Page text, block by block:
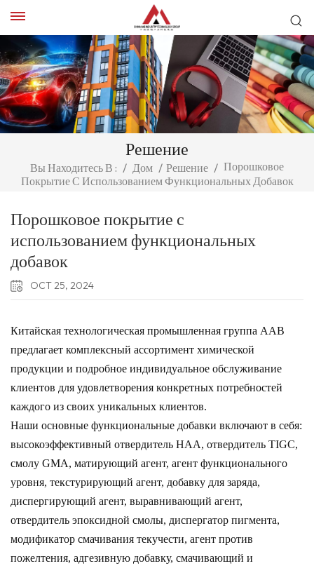
Решение
Вы Находитесь В : / Дом / Решение / Порошковое
Покрытие С Использованием Функциональных Добавок
Порошковое покрытие с
использованием функциональных
добавок
OCT 25, 2024
Китайская технологическая промышленная группа AAB
предлагает комплексный ассортимент химической
продукции и подробное индивидуальное обслуживание
клиентов для удовлетворения конкретных потребностей
каждого из своих уникальных клиентов.
Наши основные функциональные добавки включают в себя:
высокоэффективный отвердитель HAA, отвердитель TIGC,
смолу GMA, матирующий агент, агент функционального
уровня, текстурирующий агент, добавку для заряда,
диспергирующий агент, выравнивающий агент,
отвердитель эпоксидной смолы, диспергатор пигмента,
модификатор смачивания текучести, агент против
пожелтения, адгезивную добавку, смачивающий и